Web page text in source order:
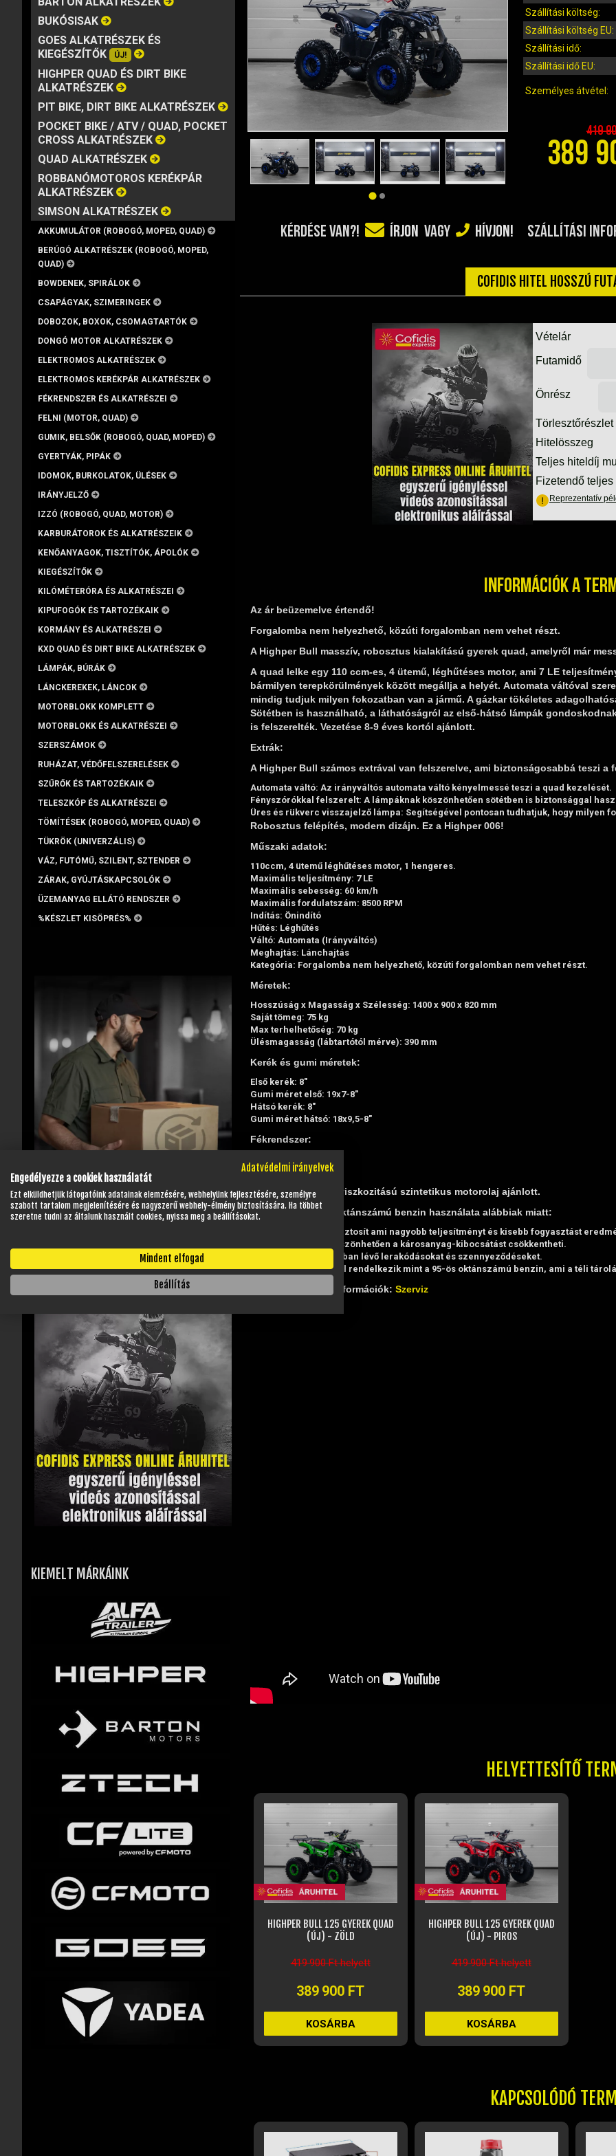
MÁRKA VISZKOZITÁS
BUKÓSISAK
GOES ALKATRÉSZEK ÉS
KIEGÉSZÍTŐK
ÚJ!
HIGHPER QUAD ÉS DIRT BIKE
ALKATRÉSZEK
PIT BIKE, DIRT BIKE ALKATRÉSZEK
POCKET BIKE / ATV / QUAD, POCKET
CROSS ALKATRÉSZEK
QUAD ALKATRÉSZEK
ROBBANÓMOTOROS KERÉKPÁR
ALKATRÉSZEK
SIMSON ALKATRÉSZEK
AKKUMULÁTOR (ROBOGÓ, MOPED, QUAD)
BERÚGÓ ALKATRÉSZEK (ROBOGÓ, MOPED,
QUAD)
BOWDENEK, SPIRÁLOK
CSAPÁGYAK, SZIMERINGEK
DOBOZOK, BOXOK, CSOMAGTARTÓK
DONGÓ MOTOR ALKATRÉSZEK
ELEKTROMOS ALKATRÉSZEK
ELEKTROMOS KERÉKPÁR ALKATRÉSZEK
FÉKRENDSZER ÉS ALKATRÉSZEI
FELNI (MOTOR, QUAD)
GUMIK, BELSŐK (ROBOGÓ, QUAD, MOPED)
GYERTYÁK, PIPÁK
IDOMOK, BURKOLATOK, ÜLÉSEK
IRÁNYJELZŐ
IZZÓ (ROBOGÓ, QUAD, MOTOR)
KARBURÁTOROK ÉS ALKATRÉSZEIK
KENŐANYAGOK, TISZTÍTÓK, ÁPOLÓK
KIEGÉSZÍTŐK
KILÓMÉTERÓRA ÉS ALKATRÉSZEI
KIPUFOGÓK ÉS TARTOZÉKAIK
KORMÁNY ÉS ALKATRÉSZEI
KXD QUAD ÉS DIRT BIKE ALKATRÉSZEK
LÁMPÁK, BÚRÁK
LÁNCKEREKEK, LÁNCOK
MOTORBLOKK KOMPLETT
MOTORBLOKK ÉS ALKATRÉSZEI
SZERSZÁMOK
RUHÁZAT, VÉDŐFELSZERELÉSEK
SZŰRŐK ÉS TARTOZÉKAIK
TELESZKÓP ÉS ALKATRÉSZEI
TÖMÍTÉSEK (ROBOGÓ, MOPED, QUAD)
TÜKRÖK (UNIVERZÁLIS)
VÁZ, FUTÓMŰ, SZILENT, SZTENDER
ZÁRAK, GYÚJTÁSKAPCSOLÓK
ÜZEMANYAG ELLÁTÓ RENDSZER
%KÉSZLET KISÖPRÉS%
KIEMELT MÁRKÁINK
Szállítási költség:
Szállítási költség EU:
Szállítási idő:
Szállítási idő EU:
Személyes átvétel:
419
389
KÉRDÉSE VAN?! ÍRJON VAGY HÍVJON! SZÁLLÍTÁSI
COFIDIS HITEL HOSSZÚ
Információk a
Az ár beüzemelve értendő!
Forgalomba nem helyezhető, közúti forgalomban nem vehet részt.
A Highper Bull masszív, robosztus kialakítású gyerek quad, amelyről már
A quad lelke egy 110 ccm-es, 4 ütemű, léghűtéses motor, ami 7 LE
bármilyen terepkörülmények között megállja a helyét. Automata váltóval
mindig tudjuk milyen fokozatban van a jármű. A gázkar tökéletes
Sötétben is használható, a láthatóságról az első-hátsó lámpák
is felszerelték. Vezetése 8-9 éves kortól ajánlott.
Extrák:
A Highper Bull számos extrával van felszerelve, ami biztonságosabbá teszi
Automata váltó: Az irányváltós automata váltó kényelmessé teszi a quad kezelését.
Fényszórókkal felszerelt: A lámpáknak köszönhetően sötétben is biztonsággal
Üres és rükverc visszajelző lámpa: Segítségével pontosan tudhatjuk, hogy milyen
Robosztus felépítés, modern dizájn. Ez a Highper 006!
Műszaki adatok:
110ccm, 4 ütemű léghűtéses motor, 1 hengeres.
Maximális teljesítmény: 7 LE
Maximális sebesség: 60 km/h
Maximális fordulatszám: 8500 RPM
Indítás: Önindító
Hűtés: Léghűtés
Váltó: Automata (Irányváltós)
Meghajtás: Lánchajtás
Kategória: Forgalomba nem helyezhető, közúti forgalomban nem vehet részt.
Méretek:
Hosszúság x Magasság x Szélesség: 1400 x 900 x 820 mm
Saját tömeg: 75 kg
Max terhelhetőség: 70 kg
Ülésmagasság (lábtartótól mérve): 390 mm
Kerék és gumi méretek:
Első kerék: 8"
Gumi méret első: 19x7-8"
Hátsó kerék: 8"
Gumi méret hátsó: 18x9,5-8"
Fékrendszer:
Hátsó: Tárcsafék
A járműhöz 10W40 viszkozitású szintetikus motorolaj ajánlott.
Javasolt a 100-as oktánszámú benzin használata alábbiak miatt:
Hatékonyabb égést biztosít ami nagyobb teljesítményt és kisebb fogyasztást
Tisztább égésnek köszönhetően a károsanyag-kibocsátást csökkentheti.
Csökkentheti a motorban lévő lerakódásokat és szennyeződéseket.
Jobb eltarthatósággal rendelkezik mint a 95-ös oktánszámú benzin, ami a téli
Időszakos szervizinformációk: Szerviz
HELYETTESÍTŐ
HIGHPER BULL 125 GYEREK QUAD
(ÚJ) - ZÖLD
419 900 Ft helyett
389 900 FT
KOSÁRBA
HIGHPER BULL 125 GYEREK QUAD
(ÚJ) - PIROS
419 900 Ft helyett
389 900 FT
KOSÁRBA
KAPCSOLÓDÓ
Adatvédelmi irányelvek
Engedélyezze a cookiek használatát
Ezt elküldhetjük látogatóink adatainak elemzésére, webhelyünk fejlesztésére, személyre
szabott tartalom megjelenítésére és nagyszerű webhely-élmény biztosítására. Ha többet
szeretne tudni az általunk használt cookies, nyissa meg a beállításokat.
Mindent elfogad
Beállítás